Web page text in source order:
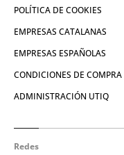
POLÍTICA DE COOKIES
EMPRESAS CATALANAS
EMPRESAS ESPAÑOLAS
CONDICIONES DE COMPRA
ADMINISTRACIÓN UTIQ
Redes